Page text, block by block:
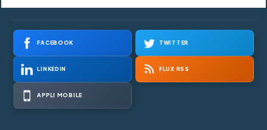
FACEBOOK TWITTER
LINKEDIN FLUX RSS
APPLI MOBILE